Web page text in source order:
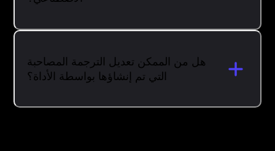
هل من الممكن تعديل الترجمة المصاحبة
التي تم إنشاؤها بواسطة الأداة؟